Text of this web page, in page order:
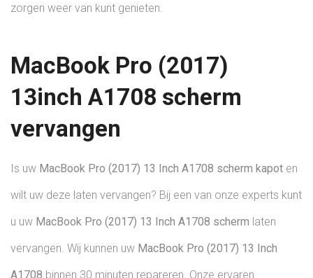
zorgen weer van kunt genieten.
MacBook Pro (2017)
13inch A1708 scherm
vervangen
Is uw MacBook Pro (2017) 13 Inch A1708 scherm kapot en
wilt uw deze laten vervangen? Bij een van onze experts kunt
u uw MacBook Pro (2017) 13 Inch A1708 scherm laten
vervangen. Wij kunnen uw MacBook Pro (2017) 13 Inch
A1708 binnen 30 minuten repareren. Onze ervaren